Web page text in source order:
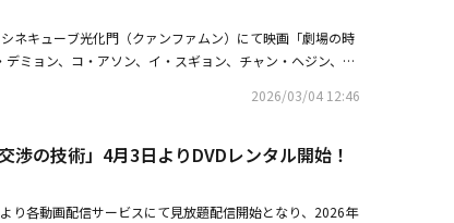
ネキューブ光化門（クァンファムン）にて映画「劇場の時
ミョン、コ・アソン、イ・スギョン、チャン・ヘジン、ホ
の映画「劇場の時間たち」は、シネキューブの過去25年
＆コ・アソン＆ホン・サビン、映画「劇場の時間」舞台挨
ム・デミョンら「シネキューブ25周年記念式」に出席
2026/03/04 12:46
渉の技術」4月3日よりDVDレンタル開始！
り各動画配信サービスにて見放題配信開始となり、2026年